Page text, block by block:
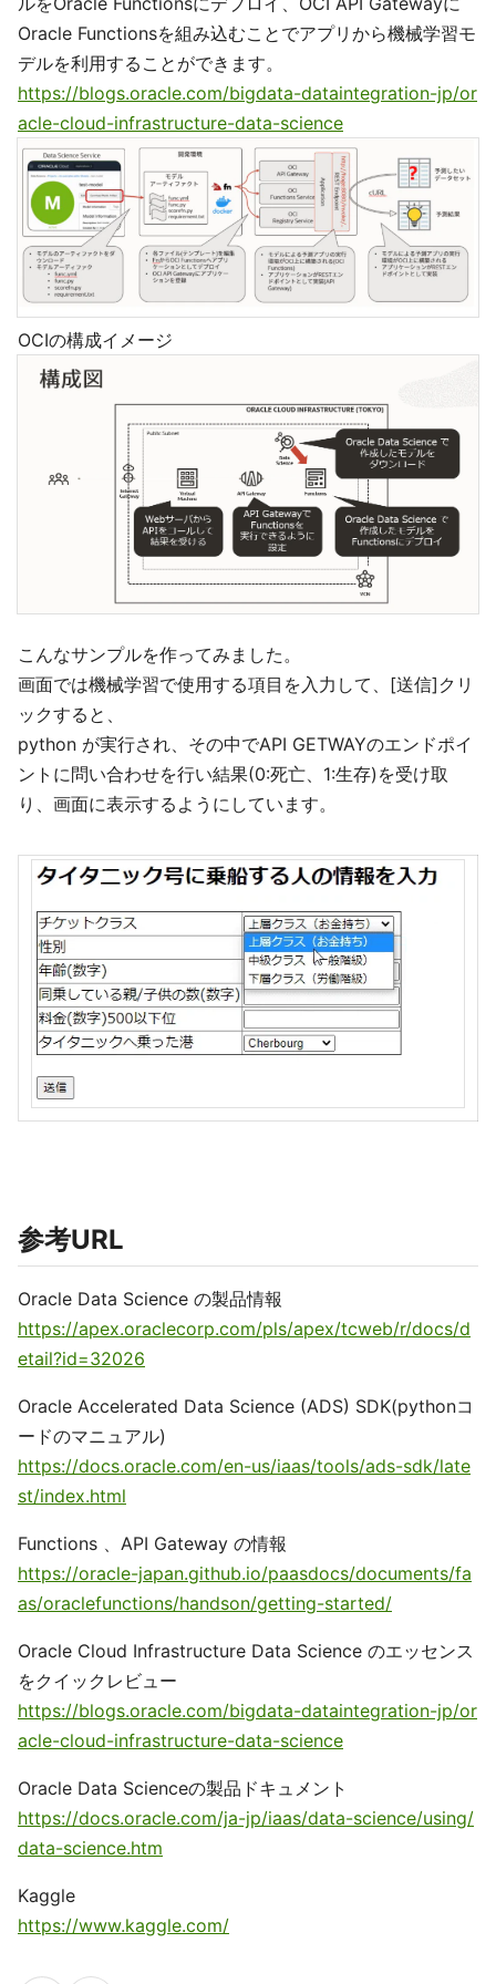
Oracle Functionsを組み込むことでアプリから機械学習モ
デルを利用することができます。
https://blogs.oracle.com/bigdata-dataintegration-jp/or
acle-cloud-infrastructure-data-science
OCIの構成イメージ
こんなサンプルを作ってみました。
画面では機械学習で使用する項目を入力して、[送信]クリ
ックすると、
python が実行され、その中でAPI GETWAYのエンドポイ
ントに問い合わせを行い結果(0:死亡、1:生存)を受け取
り、画面に表示するようにしています。
参考URL
Oracle Data Science の製品情報
https://apex.oraclecorp.com/pls/apex/tcweb/r/docs/d
etail?id=32026
Oracle Accelerated Data Science (ADS) SDK(pythonコ
ードのマニュアル)
https://docs.oracle.com/en-us/iaas/tools/ads-sdk/late
st/index.html
Functions 、API Gateway の情報
https://oracle-japan.github.io/paasdocs/documents/fa
as/oraclefunctions/handson/getting-started/
Oracle Cloud Infrastructure Data Science のエッセンス
をクイックレビュー
https://blogs.oracle.com/bigdata-dataintegration-jp/or
acle-cloud-infrastructure-data-science
Oracle Data Scienceの製品ドキュメント
https://docs.oracle.com/ja-jp/iaas/data-science/using/
data-science.htm
Kaggle
https://www.kaggle.com/